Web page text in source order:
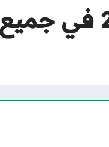
موعد صلاة عيد الاضحى في السعودية 2025 في جميع